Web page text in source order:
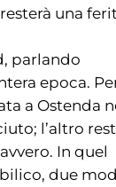
una
parlando
epoca.
a Ostenda
l’altro
In quel
due